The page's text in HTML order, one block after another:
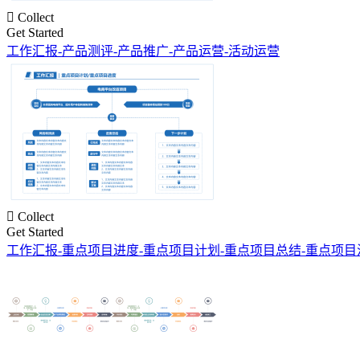
 Collect
Get Started
工作汇报-产品测评-产品推广-产品运营-活动运营
 Collect
Get Started
工作汇报-重点项目进度-重点项目计划-重点项目总结-重点项目